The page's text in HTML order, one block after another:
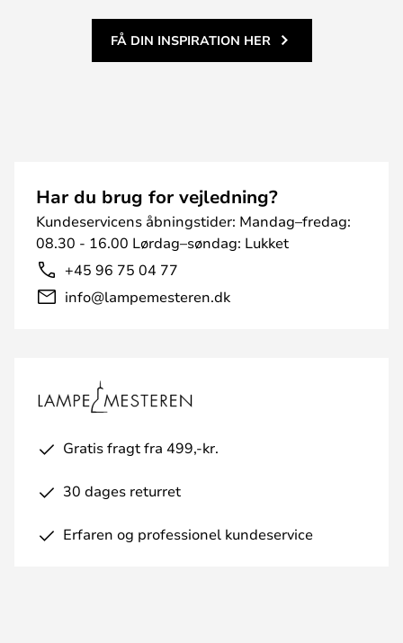
FÅ DIN INSPIRATION HER
Har du brug for vejledning?
Kundeservicens åbningstider: Mandag–fredag:
08.30 - 16.00 Lørdag–søndag: Lukket
+45 96 75 04 77
info@lampemesteren.dk
Gratis fragt fra 499,-kr.
30 dages returret
Erfaren og professionel kundeservice